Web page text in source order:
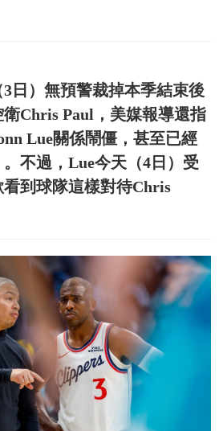
日）無預警裁掉本季結束後
Chris Paul，美媒報導還指
Lue關係鬧僵，甚至已經
。不過，Lue今天（4日）受
到球隊這樣對待Chris